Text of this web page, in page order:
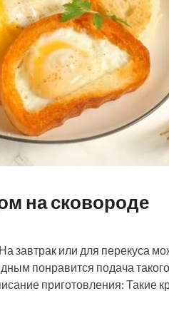
на сковороде
завтрак или для перекуса
понравится подача
приготовления: Такие